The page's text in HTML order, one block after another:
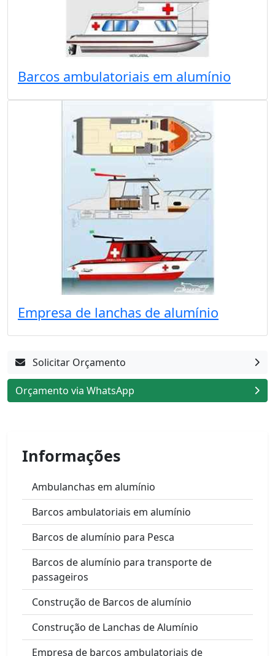
Barcos ambulatoriais em alumínio
Empresa de lanchas de alumínio
Solicitar Orçamento
Orçamento via WhatsApp
Informações
Ambulanchas em alumínio
Barcos ambulatoriais em alumínio
Barcos de alumínio para Pesca
Barcos de alumínio para transporte de
passageiros
Construção de Barcos de alumínio
Construção de Lanchas de Alumínio
Empresa de barcos ambulatoriais de